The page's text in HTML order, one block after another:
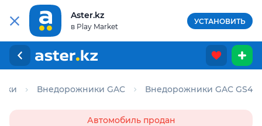
Aster.kz
в Play Market
УСТАНОВИТЬ
Внедорожники GAC Внедорожники GAC GS4
Автомобиль продан